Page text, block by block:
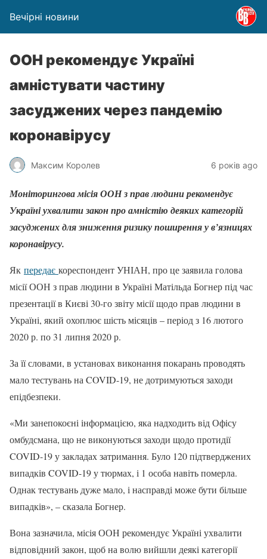
Вечірні новини
ООН рекомендує Україні
амністувати частину
засуджених через пандемію
коронавірусу
Максим Королев 6 років ago
Моніторингова місія ООН з прав людини рекомендує
Україні ухвалити закон про амністію деяких категорій
засуджених для зниження ризику поширення у в’язницях
коронавірусу.
Як передає кореспондент УНІАН, про це заявила голова
місії ООН з прав людини в Україні Матільда Богнер під час
презентації в Києві 30-го звіту місії щодо прав людини в
Україні, який охоплює шість місяців – період з 16 лютого
2020 р. по 31 липня 2020 р.
За її словами, в установах виконання покарань проводять
мало тестувань на COVID-19, не дотримуються заходи
епідбезпеки.
«Ми занепокоєні інформацією, яка надходить від Офісу
омбудсмана, що не виконуються заходи щодо протидії
COVID-19 у закладах затримання. Було 120 підтверджених
випадків COVID-19 у тюрмах, і 1 особа навіть померла.
Однак тестувань дуже мало, і насправді може бути більше
випадків», – сказала Богнер.
Вона зазначила, місія ООН рекомендує Україні ухвалити
відповідний закон, щоб на волю вийшли деякі категорії